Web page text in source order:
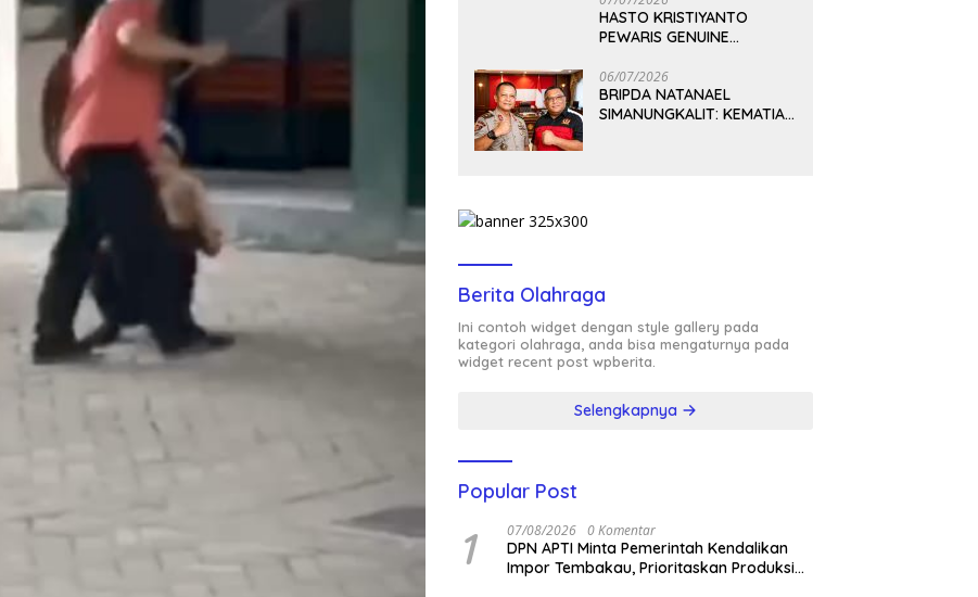
HASTO KRISTIYANTO
PEWARIS GENUINE
06/07/2026
BRIPDA NATANAEL
SIMANUNGKALIT: KEMATIAN
Berita Olahraga
Ini contoh widget dengan style gallery pada
kategori olahraga, anda bisa mengaturnya pada
widget recent post wpberita.
Selengkapnya
Popular Post
1 07/08/2026 0 Komentar
DPN APTI Minta Pemerintah Kendalikan
Impor Tembakau, Prioritaskan Produksi